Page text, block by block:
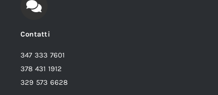
Contatti
347 333 7601
378 431 1912
329 573 6628